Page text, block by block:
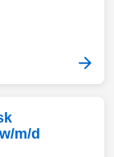
m/d